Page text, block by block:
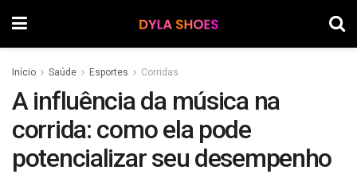
Início Saúde Esportes Corridas
A influência da música na
corrida: como ela pode
potencializar seu desempenho